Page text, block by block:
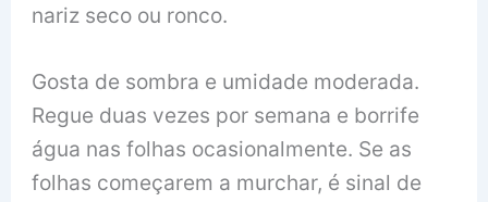
nariz seco ou ronco.
Gosta de sombra e umidade moderada.
Regue duas vezes por semana e borrife
água nas folhas ocasionalmente. Se as
folhas começarem a murchar, é sinal de